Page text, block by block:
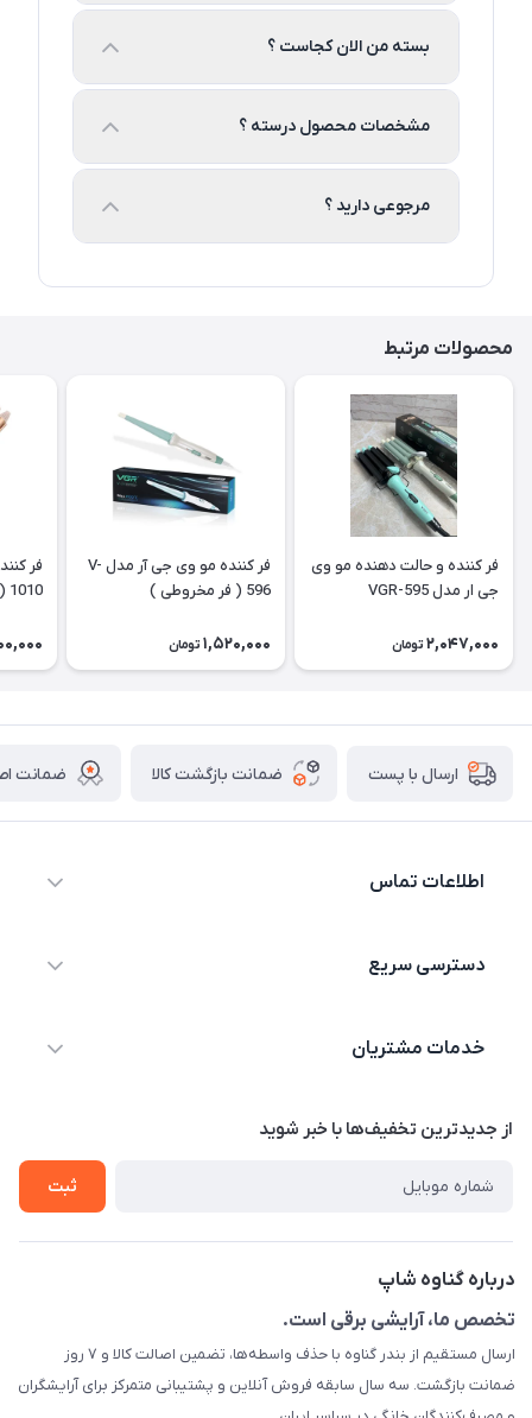
بسته من الان کجاست ؟
مشخصات محصول درسته ؟
مرجوعی دارید ؟
محصولات مرتبط
فر کننده و حالت دهنده مو وی
جی ار مدل VGR-595
2,047,000 تومان
فر کننده مو وی جی آر مدل V-
596 ( فر مخروطی )
1,520,000 تومان
1010 ( فر اس )
ارسال با پست ضمانت بازگشت کالا ضمانت
اطلاعات تماس
دسترسی سریع
راهنما
ارسال کالا
تست و مرجوعی
رهگیری مرسولات پستی
قوانین ما
خدمات مشتریان
راهنما
از جدید‌ترین تخفیف‌ها با‌ خبر شوید
ثبت
درباره گناوه شاپ
تخصص ما، آرایشی برقی است.
ارسال مستقیم از بندر گناوه با حذف واسطه‌ها، تضمین اصالت کالا و ۷ روز
ضمانت بازگشت. سه سال سابقه فروش آنلاین و پشتیبانی متمرکز برای آرایشگران